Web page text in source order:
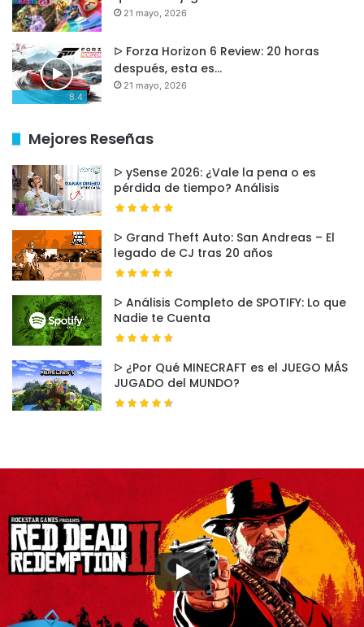
modularque en el original, con energía eólica
submarina y cultivadores automáticos.
Over 1 million Subnauts have already
dived into Subnautica 2 🤯
We can't thank you enough for your
support!
pic.twitter.com/3a0OKXChvp
— Subnautica (@Subnautica)
Lo que FALTA (y llegará en los próximos
El resto de biomas (arrecifes abisales, cuevas
termales, zona glacial).
La conclusión de la historia principal (ahora
solo hay un 30% de la trama).
Más criaturas, vehículos y herramientas.
Modo hardcore y modo creador.
Optimización para consolas (algunos reportan
21 mayo, 2026
8.4
ᐅ Forza Horizon 6 Review: 20 horas
después, esta es…
21 mayo, 2026
Mejores Reseñas
ᐅ ySense 2026: ¿Vale la pena o es
pérdida de tiempo? Análisis
ᐅ Grand Theft Auto: San Andreas – El
legado de CJ tras 20 años
ᐅ Análisis Completo de SPOTIFY: Lo que
Nadie te Cuenta
ᐅ ¿Por Qué MINECRAFT es el JUEGO MÁS
JUGADO del MUNDO?